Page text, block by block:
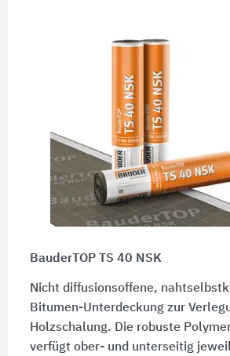
BauderTOP TS 40 NSK
Nicht diffusionsoffene,
Bitumen-Unterdeckung zur
Holzschalung. Die robuste
verfügt ober- und unterseitig